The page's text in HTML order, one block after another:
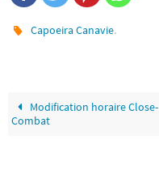
Capoeira Canavie.
Modification horaire Close-
Combat